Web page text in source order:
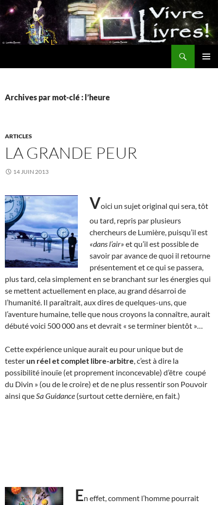
Aller
au
contenu
Archives par mot-clé : l’heure
ARTICLES
LA GRANDE PEUR
14 JUIN 2013
Voici un sujet original qui sera, tôt
ou tard, repris par plusieurs
chercheurs de Lumière, puisqu’il est
«dans l’air» et qu’il est possible de
savoir par avance de quoi il retourne
présentement et ce qui se passera,
plus tard, cela simplement en se branchant sur les énergies qui
se mettent actuellement en place, au grand désarroi de
l’humanité. Il paraîtrait, aux dires de quelques-uns, que
l’aventure humaine, telle que nous croyons la connaître, aurait
débuté voici 500 000 ans et devrait « se terminer bientôt »…
Cette expérience unique aurait eu pour unique but de
testerun réel et complet libre-arbitre , c’est à dire la
possibilité inouïe (et proprement inconcevable) d’être coupé
du Divin » (ou de le croire) et de ne plus ressentir son Pouvoir
ainsi que Sa Guidance (surtout cette dernière, en fait.)
En effet, comment l’homme pourrait